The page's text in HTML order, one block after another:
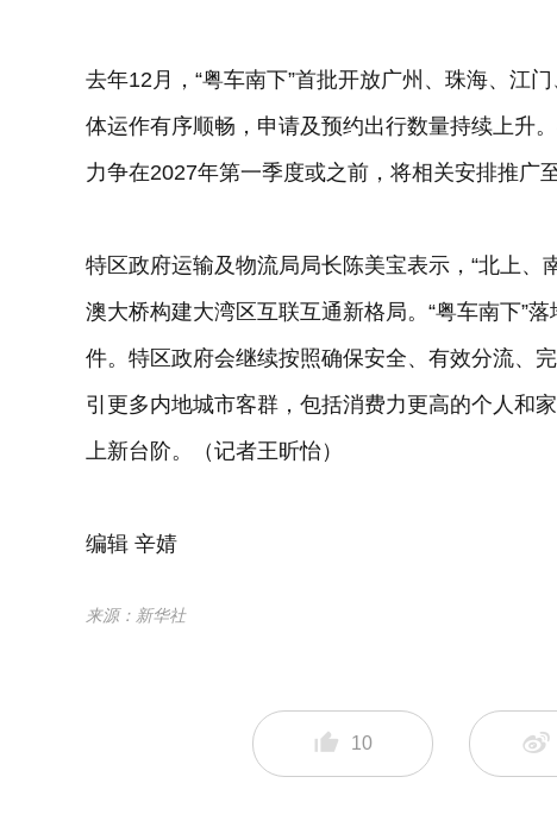
去年12月，“粤车南下”首批开放广州、珠海、江
体运作有序顺畅，申请及预约出行数量持续上升
力争在2027年第一季度或之前，将相关安排推广
特区政府运输及物流局局长陈美宝表示，“北上
澳大桥构建大湾区互联互通新格局。“粤车南下”
件。特区政府会继续按照确保安全、有效分流、
引更多内地城市客群，包括消费力更高的个人和
上新台阶。（记者王昕怡）
编辑 辛婧
来源：新华社
10